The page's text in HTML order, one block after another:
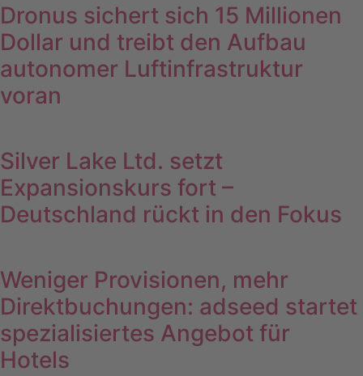
Dronus sichert sich 15 Millionen
Dollar und treibt den Aufbau
autonomer Luftinfrastruktur
voran
Silver Lake Ltd. setzt
Expansionskurs fort –
Deutschland rückt in den Fokus
Weniger Provisionen, mehr
Direktbuchungen: adseed startet
spezialisiertes Angebot für
Hotels